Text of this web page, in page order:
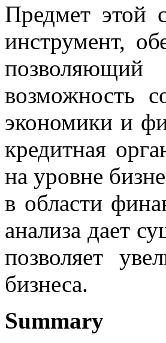
Предмет этой
инструмент,
возможность
экономики и
кредитная
на уровне
в области
анализа дает
позволяет
бизнеса.
Summary